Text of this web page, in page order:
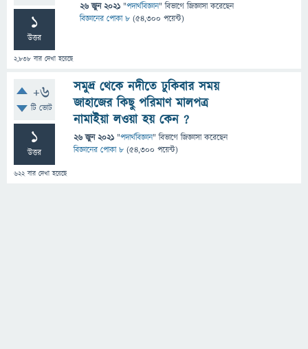
1
উত্তর
2,838 বার দেখা হয়েছে
26 জুন 2021 "পদার্থবিজ্ঞান" বিভাগে জিজ্ঞাসাকরেছেন
বিজ্ঞানের পোকা ৮ (54,300 পয়েন্ট)
+6
টি ভোট
1
উত্তর
622বার দেখা হয়েছে
সমুদ্র থেকে নদীতে ঢুকিবার সময়
জাহাজের কিছু পরিমাণ মালপত্র
নামাইয়া লওয়া হয় কেন ?
26 জুন 2021 "পদার্থবিজ্ঞান" বিভাগে জিজ্ঞাসাকরেছেন
বিজ্ঞানের পোকা ৮ (54,300 পয়েন্ট)